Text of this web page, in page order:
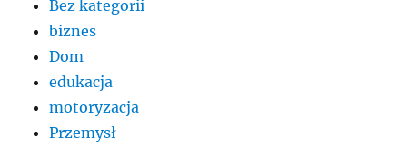
Bez kategorii
biznes
Dom
edukacja
motoryzacja
Przemysł